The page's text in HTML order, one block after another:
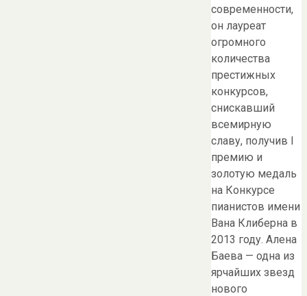
современности,
он лауреат
огромного
количества
престижных
конкурсов,
снискавший
всемирную
славу, получив I
премию и
золотую медаль
на Конкурсе
пианистов имени
Вана Клиберна в
2013 году. Алена
Баева — одна из
ярчайших звезд
нового